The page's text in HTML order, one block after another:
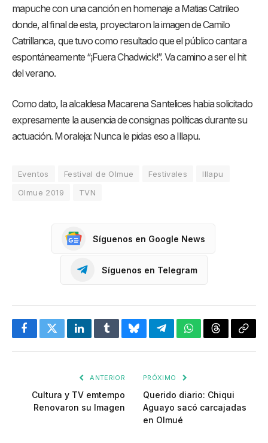
mapuche con una canción en homenaje a Matias Catrileo
donde, al final de esta, proyectaron la imagen de Camilo
Catrillanca, que tuvo como resultado que el público cantara
espontáneamente “¡Fuera Chadwick!”. Va camino a ser el hit
del verano.
Como dato, la alcaldesa Macarena Santelices habia solicitado
expresamente la ausencia de consignas políticas durante su
actuación. Moraleja: Nunca le pidas eso a Illapu.
Eventos Festival de Olmue Festivales
Illapu
Olmue 2019
TVN
Síguenos en Google News
Síguenos en Telegram
FacebookTwitterLinkedInTumblrBlueskyTelegramWhatsApp
Threads
ANTERIOR
Cultura y TV emtempo
Renovaron su Imagen
PRÓXIMO
Querido diario: Chiqui
Aguayo sacó carcajadas
en Olmué